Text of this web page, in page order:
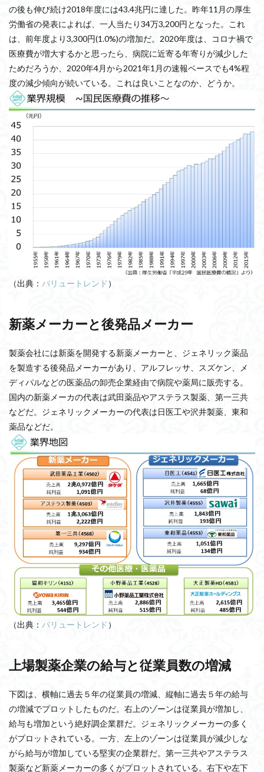
の後も伸び続け2018年度には43.4兆円に達した。昨年11月の厚生
労働省の発表によれば、一人当たり34万3,200円となった。これ
は、前年度より3,300円(1.0%)の増加だ。2020年度は、コロナ禍で
医療費が増大するかと思ったら、病院に近寄る年寄りが減少した
ためだろうか、2020年4月から2021年1月の速報ベースでも4%程
度の減少傾向が続いている。これは良いことなのか、どうか。
（出典： バリュートレンド ）
新薬メーカーと後発品メーカー
製薬会社には新薬を開発する新薬メーカーと、ジェネリック薬品
を製造する後発品メーカーがあり、アルフレッサ、スズケン、メ
ディパルなどの医薬品の卸売企業経由で病院や薬局に販売する。
国内の新薬メーカの代表は武田薬品やアステラス製薬、第一三共
などだ。ジェネリックメーカーの代表は日医工や沢井製薬、東和
薬品などだ。
（出典： バリュートレンド ）
上場製薬企業の給与と従業員数の増減
下図は、横軸に過去５年の従業員の増減、縦軸に過去５年の給与
の増減でプロットしたものだ。右上のゾーンは従業員が増加し、
給与も増加という絶好調企業群だ。ジェネリックメーカーの多く
がプロットされている。一方、左上のゾーンは従業員が減少しな
がら給与が増加している堅実の企業群だ。第一三共やアステラス
製薬など新薬メーカーの多くがプロットされている。右下や左下